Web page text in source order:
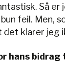
Så er
feil. Men,
klarer jeg
hans bidrag